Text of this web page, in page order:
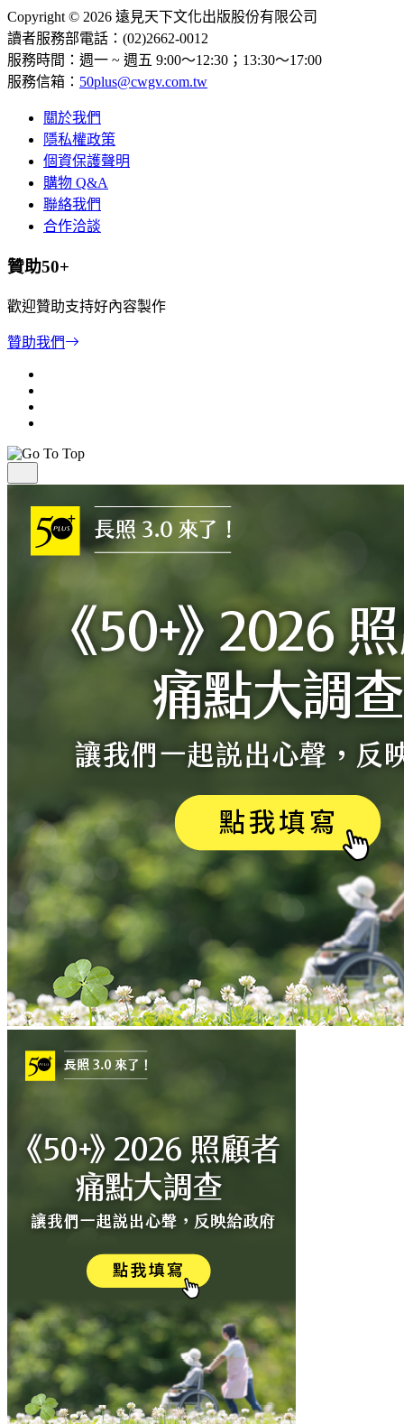
Copyright © 2026 遠見天下文化出版股份有限公司
讀者服務部電話：(02)2662-0012
服務時間：週一 ~ 週五 9:00～12:30；13:30～17:00
服務信箱： 50plus@cwgv.com.tw
關於我們
隱私權政策
個資保護聲明
購物 Q&A
聯絡我們
合作洽談
贊助50+
歡迎贊助支持好內容製作
贊助我們